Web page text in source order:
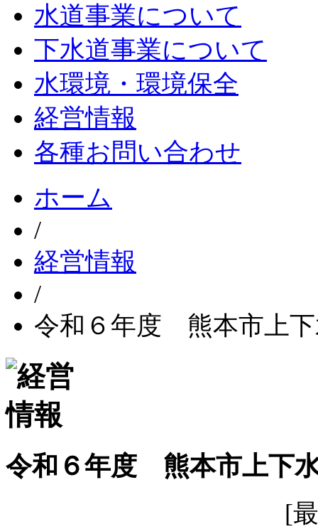
水道事業について
下水道事業について
水環境・環境保全
経営情報
各種お問い合わせ
ホーム
/
経営情報
/
令和６年度 熊本市上下
令和６年度 熊本市上下
[